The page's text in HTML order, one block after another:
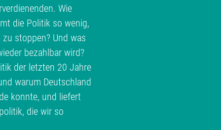
Wie
die Politik so wenig,
stoppen? Und was
bezahlbar wird?
der letzten 20 Jahre
warum Deutschland
konnte, und liefert
die wir so